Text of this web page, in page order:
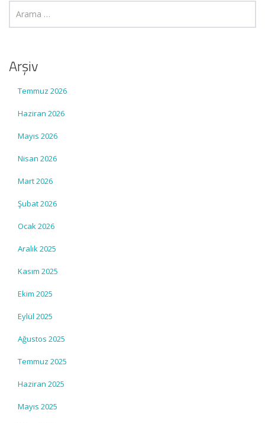
Arşiv
Temmuz 2026
Haziran 2026
Mayıs 2026
Nisan 2026
Mart 2026
Şubat 2026
Ocak 2026
Aralık 2025
Kasım 2025
Ekim 2025
Eylül 2025
Ağustos 2025
Temmuz 2025
Haziran 2025
Mayıs 2025